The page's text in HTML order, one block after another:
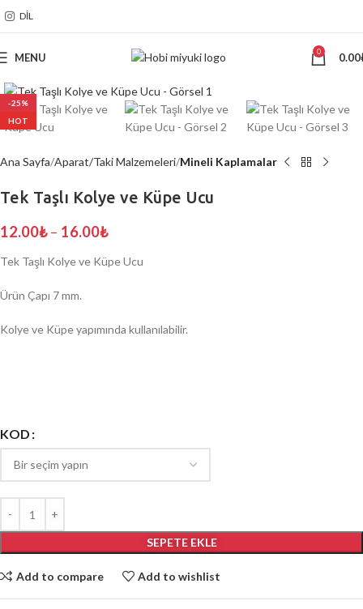
DIL
MENU 0 0.00
-25%
HOT
Ana Sayfa Aparat/Taki Malzemeleri Mineli Kaplamalar
Tek Taşlı Kolye ve Küpe Ucu
12.00₺ – 16.00₺
Tek Taşlı Kolye ve Küpe Ucu
Ürün Çapı 7 mm.
Kolye ve Küpe yapımında kullanılabilir.
KOD
SEPETE EKLE
Add to compare Add to wishlist